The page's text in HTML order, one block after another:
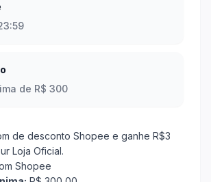
de R$ 300
de desconto Shopee e ganhe R$3
Loja Oficial.
Shopee